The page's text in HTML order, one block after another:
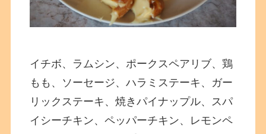
イチボ、ラムシン、ポークスペアリブ、鶏
もも、ソーセージ、ハラミステーキ、ガー
リックステーキ、焼きパイナップル、スパ
イシーチキン、ペッパーチキン、レモンペ